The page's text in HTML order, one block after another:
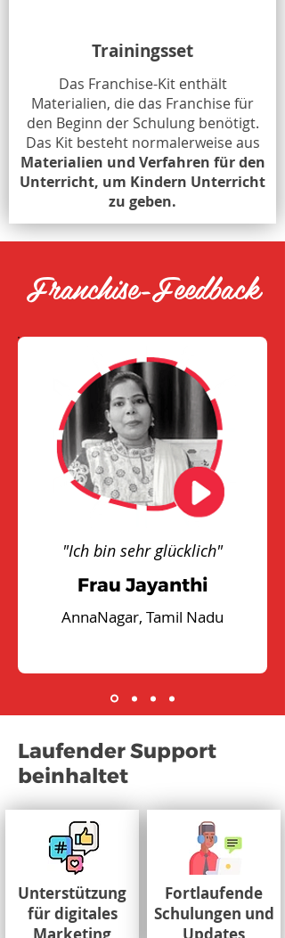
Trainingsset
Das Franchise-Kit enthält
Materialien, die das Franchise für
den Beginn der Schulung benötigt.
Das Kit besteht normalerweise aus
Materialien und Verfahren für den
Unterricht, um Kindern Unterricht
zu geben.
Franchise-Feedback
"Ich bin sehr glücklich"
Frau Jayanthi
AnnaNagar, Tamil Nadu
Laufender Support
beinhaltet
Unterstützung
für digitales
Fortlaufende
Schulungen und